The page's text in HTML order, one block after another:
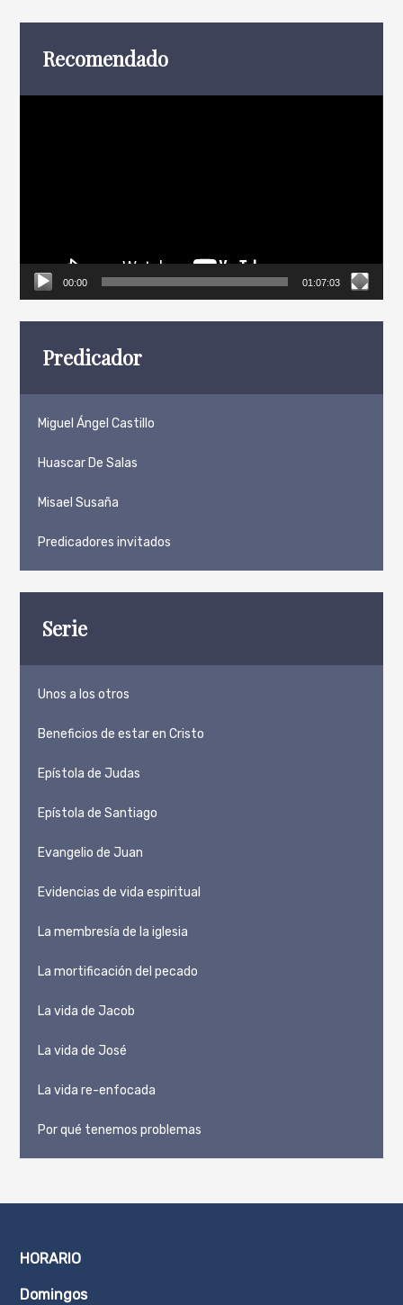
Recomendado
00:00 01:07:03
Predicador
Miguel Ángel Castillo
Huascar De Salas
Misael Susaña
Predicadores invitados
Serie
Unos a los otros
Beneficios de estar en Cristo
Epístola de Judas
Epístola de Santiago
Evangelio de Juan
Evidencias de vida espiritual
La membresía de la iglesia
La mortificación del pecado
La vida de Jacob
La vida de José
La vida re-enfocada
Por qué tenemos problemas
HORARIO
Domingos